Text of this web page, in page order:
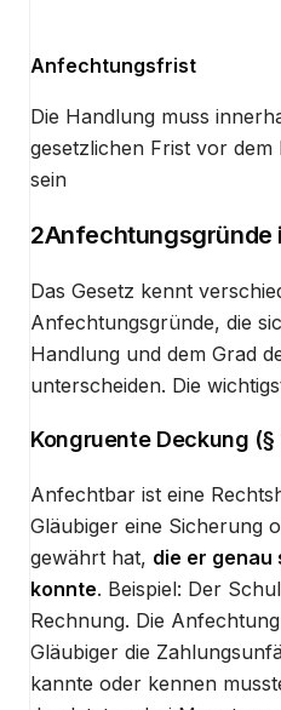
Anfechtungsfrist
Die Handlung muss
gesetzlichen Frist vor
sein
2Anfechtungsgründe
Das Gesetz kennt
Anfechtungsgründe, die
Handlung und dem Grad
unterscheiden. Die
Kongruente Deckung (§
Anfechtbar ist eine
Gläubiger eine Sicherung
gewährt hat, die er genau
konnte. Beispiel: Der
Rechnung. Die
Gläubiger die
kannte oder kennen